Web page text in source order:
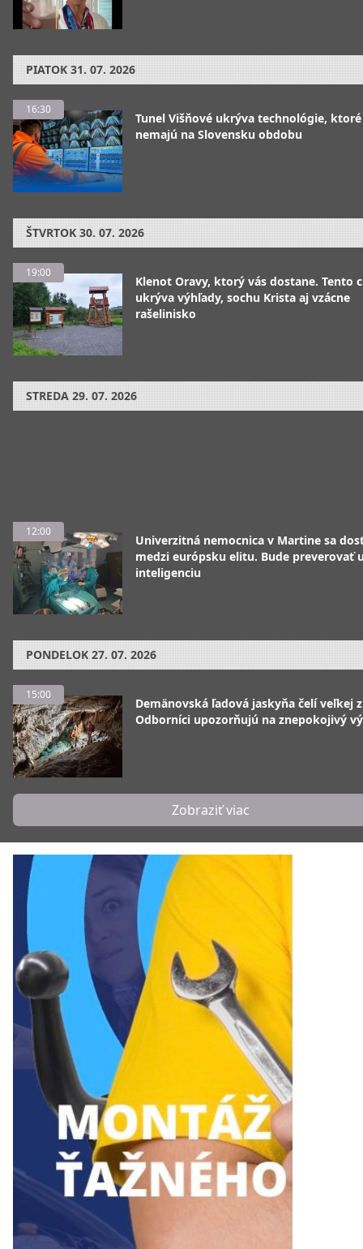
PIATOK 31. 07. 2026
16:30
Tunel Višňové ukrýva technológie, ktoré
nemajú na Slovensku obdobu
ŠTVRTOK 30. 07. 2026
19:00
Klenot Oravy, ktorý vás dostane. Tento
ukrýva výhľady, sochu Krista aj vzácne
rašelinisko
STREDA 29. 07. 2026
12:00
Univerzitná nemocnica v Martine sa
medzi európsku elitu. Bude preverovať
inteligenciu
PONDELOK 27. 07. 2026
15:00
Demänovská ľadová jaskyňa čelí veľkej
Odborníci upozorňujú na znepokojivý
Zobraziť viac